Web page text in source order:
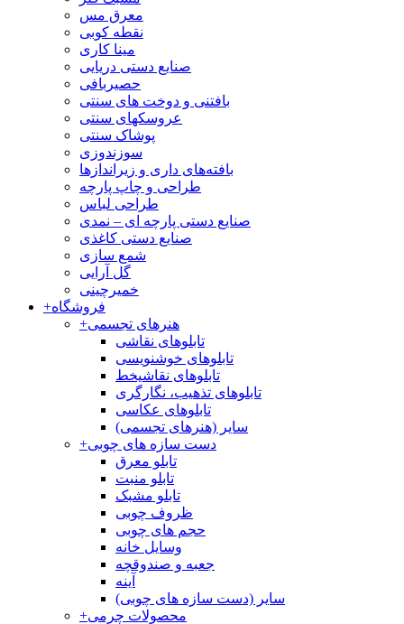
معرق مس
نقطه کوبی
مینا کاری
صنایع دستی دریایی
حصیربافی
بافتنی‌ و دوخت های سنتی
عروسکهای سنتی
پوشاک سنتی
سوزندوزی
بافته‌های داری و زیراندازها
طراحی و چاپ پارچه
طراحی لباس
صنایع دستی پارچه ای – نمدی
صنایع دستی کاغذی
شمع سازی
گل آرایی
خمیرچینی
+فروشگاه
+هنرهای تجسمی
تابلوهای نقاشی
تابلوهای خوشنویسی
تابلوهای نقاشیخط
تابلوهای تذهیب، نگارگری
تابلوهای عکاسی
سایر (هنرهای تجسمی)
+دست سازه های چوبی
تابلو معرق
تابلو منبت
تابلو مشبک
ظروف چوبی
حجم های چوبی
وسایل خانه
جعبه و صندوقچه
آینه
سایر (دست سازه های چوبی)
+محصولات چرمی